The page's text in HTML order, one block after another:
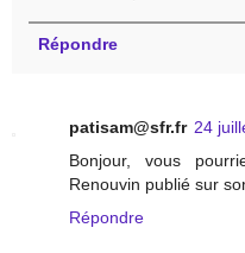
Répondre
patisam@sfr.fr 24
Bonjour, vous
Renouvin publié sur
Répondre